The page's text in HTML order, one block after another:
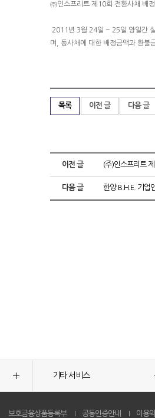
㈜인스프리트 제10회 전환사채 배
2011년 3월 24일 ~ 25일 양일간
며, 동사채에 대한 배정금액과 환불
목록 이전 글 다음 글
이전 글 (주)인스프리트
다음 글 한양 B.H.E. 기업
기타 서비스
보호금융상품등록부 공동인증안내 이용